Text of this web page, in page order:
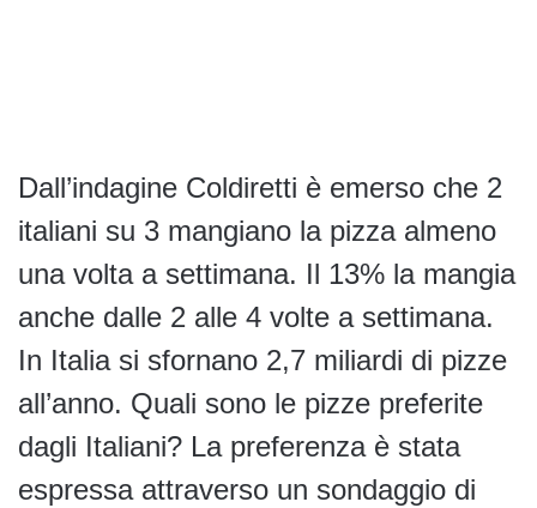
Dall’indagine Coldiretti è emerso che 2
italiani su 3 mangiano la pizza almeno
una volta a settimana. Il 13% la mangia
anche dalle 2 alle 4 volte a settimana.
In Italia si sfornano 2,7 miliardi di pizze
all’anno. Quali sono le pizze preferite
dagli Italiani? La preferenza è stata
espressa attraverso un sondaggio di